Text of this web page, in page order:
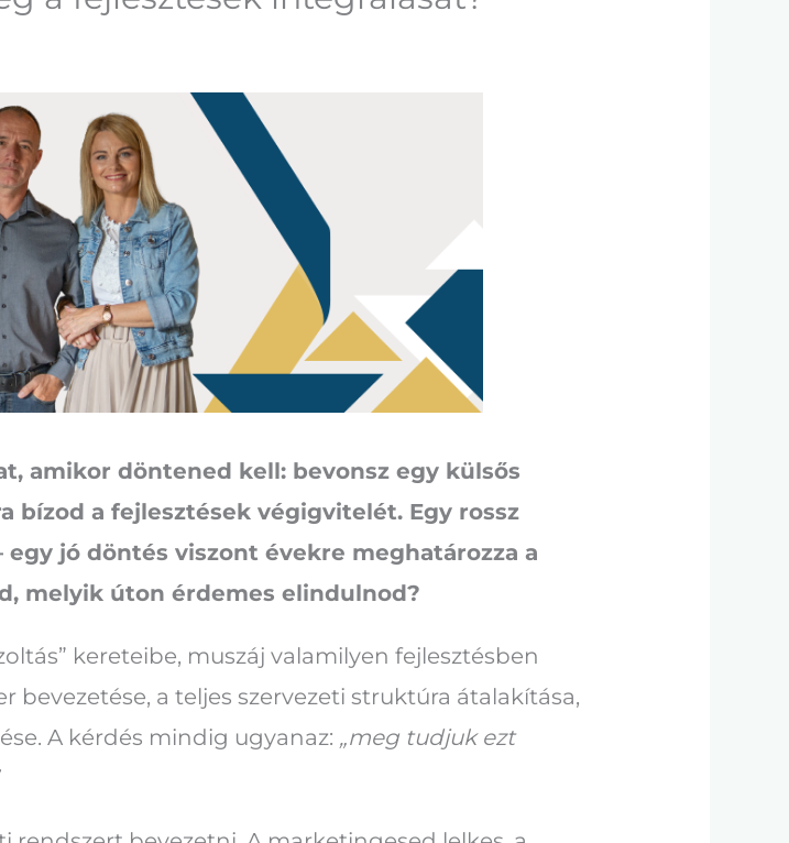
amikor döntened kell: bevonsz egy külsős
bízod a fejlesztések végigvitelét. Egy rossz
jó döntés viszont évekre meghatározza a
melyik úton érdemes elindulnod?
kereteibe, muszáj valamilyen fejlesztésben
a teljes szervezeti struktúra átalakítása,
A kérdés mindig ugyanaz: „meg tudjuk ezt